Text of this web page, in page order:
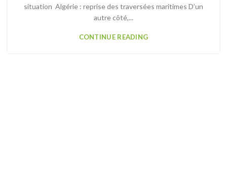
situation Algérie : reprise des traversées maritimes D’un
autre côté,...
CONTINUE READING